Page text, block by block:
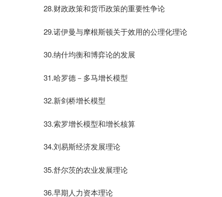
28.财政政策和货币政策的重要性争论
29.诺伊曼与摩根斯顿关于效用的公理化理论
30.纳什均衡和博弈论的发展
31.哈罗德－多马增长模型
32.新剑桥增长模型
33.索罗增长模型和增长核算
34.刘易斯经济发展理论
35.舒尔茨的农业发展理论
36.早期人力资本理论